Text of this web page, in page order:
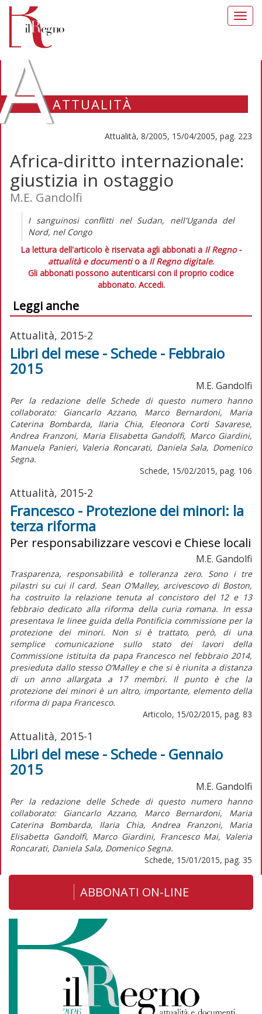
ATTUALITÀ
Attualità, 8/2005, 15/04/2005, pag. 223
Africa-diritto internazionale:
giustizia in ostaggio
M.E. Gandolfi
I sanguinosi conflitti nel Sudan, nell'Uganda del
Nord, nel Congo
La lettura dell'articolo è riservata agli abbonati a Il Regno -
attualità e documentio a Il Regno digitale.
Gli abbonati possono autenticarsi con il proprio codice
abbonato. Accedi.
Leggi anche
Attualità, 2015-2
Libri del mese - Schede - Febbraio
2015
M.E. Gandolfi
Per la redazione delle Schede di questo numero hanno
collaborato: Giancarlo Azzano, Marco Bernardoni, Maria
Caterina Bombarda, Ilaria Chia, Eleonora Corti Savarese,
Andrea Franzoni, Maria Elisabetta Gandolfi, Marco Giardini,
Manuela Panieri, Valeria Roncarati, Daniela Sala, Domenico
Segna.
Schede, 15/02/2015, pag. 106
Attualità, 2015-2
Francesco - Protezione dei minori: la
terza riforma
Per responsabilizzare vescovi e Chiese locali
M.E. Gandolfi
Trasparenza, responsabilità e tolleranza zero. Sono i tre
pilastri su cui il card. Sean O’Malley, arcivescovo di Boston,
ha costruito la relazione tenuta al concistoro del 12 e 13
febbraio dedicato alla riforma della curia romana. In essa
presentava le linee guida della Pontificia commissione per la
protezione dei minori. Non si è trattato, però, di una
semplice comunicazione sullo stato dei lavori della
Commissione istituita da papa Francesco nel febbraio 2014,
presieduta dallo stesso O’Malley e che si è riunita a distanza
di un anno allargata a 17 membri. Il punto è che la
protezione dei minori è un altro, importante, elemento della
riforma di papa Francesco.
Articolo, 15/02/2015, pag. 83
Attualità, 2015-1
Libri del mese - Schede - Gennaio
2015
M.E. Gandolfi
Per la redazione delle Schede di questo numero hanno
collaborato: Giancarlo Azzano, Marco Bernardoni, Maria
Caterina Bombarda, Ilaria Chia, Andrea Franzoni, Maria
Elisabetta Gandolfi, Marco Giardini, Francesco Mai, Valeria
Roncarati, Daniela Sala, Domenico Segna.
Schede, 15/01/2015, pag. 35
ABBONATI ON-LINE